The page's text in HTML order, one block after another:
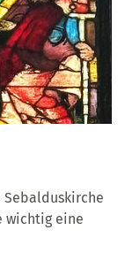
Sebalduskirche
wichtig eine